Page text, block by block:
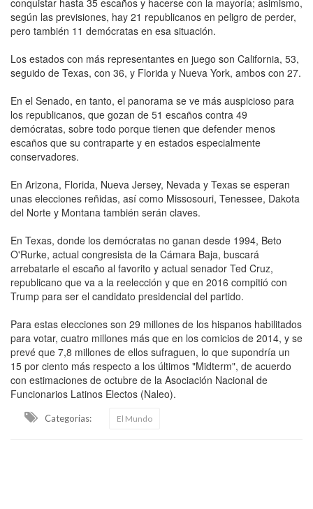
según las previsiones, hay 21 republicanos en peligro de perder,
pero también 11 demócratas en esa situación.
Los estados con más representantes en juego son California, 53,
seguido de Texas, con 36, y Florida y Nueva York, ambos con 27.
En el Senado, en tanto, el panorama se ve más auspicioso para
los republicanos, que gozan de 51 escaños contra 49
demócratas, sobre todo porque tienen que defender menos
escaños que su contraparte y en estados especialmente
conservadores.
En Arizona, Florida, Nueva Jersey, Nevada y Texas se esperan
unas elecciones reñidas, así como Missosouri, Tenessee, Dakota
del Norte y Montana también serán claves.
En Texas, donde los demócratas no ganan desde 1994, Beto
O'Rurke, actual congresista de la Cámara Baja, buscará
arrebatarle el escaño al favorito y actual senador Ted Cruz,
republicano que va a la reelección y que en 2016 compitió con
Trump para ser el candidato presidencial del partido.
Para estas elecciones son 29 millones de los hispanos habilitados
para votar, cuatro millones más que en los comicios de 2014, y se
prevé que 7,8 millones de ellos sufraguen, lo que supondría un
15 por ciento más respecto a los últimos "Midterm", de acuerdo
con estimaciones de octubre de la Asociación Nacional de
Funcionarios Latinos Electos (Naleo).
Categorias: El Mundo